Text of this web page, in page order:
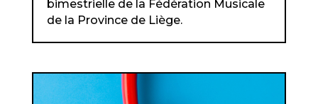
bimestrielle de la Fédération Musicale
de la Province de Liège.